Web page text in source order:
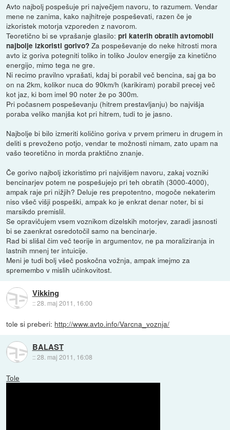
Avto najbolj pospešuje pri največjem navoru, to razumem. Vendar
mene ne zanima, kako najhitreje pospeševati, razen če je
izkoristek motorja vzporeden z navorom.
Teoretično bi se vprašanje glasilo:pri katerih obratih avtomobil
najbolje izkoristi gorivo? Za pospeševanje do neke hitrosti mora
avto iz goriva potegniti toliko in toliko Joulov energije za kinetično
energijo, mimo tega ne gre.
Ni recimo pravilno vprašati, kdaj bi porabil več bencina, saj ga bo
on na 2km, kolikor nuca do 90km/h (karikiram) porabil precej več
kot jaz, ki bom imel 90 noter že po 300m.
Pri počasnem pospeševanju (hitrem prestavljanju) bo najvišja
poraba veliko manjša kot pri hitrem, tudi to je jasno.
Najbolje bi bilo izmeriti količino goriva v prvem primeru in drugem in
deliti s prevoženo potjo, vendar te možnosti nimam, zato upam na
vašo teoretično in morda praktično znanje.
Če gorivo najbolj izkoristimo pri najvišjem navoru, zakaj vozniki
bencinarjev potem ne pospešujejo pri teh obratih (3000-4000),
ampak raje pri nižjih? Deluje res prepotentno, mogoče nekaterim
niso všeč višji pospeški, ampak ko je enkrat denar noter, bi si
marsikdo premislil.
Se opravičujem vsem voznikom dizelskih motorjev, zaradi jasnosti
bi se zaenkrat osredotočil samo na bencinarje.
Rad bi slišal čim več teorije in argumentov, ne pa moraliziranja in
lastnih mnenj ter intuicije.
Meni je tudi bolj všeč poskočna vožnja, ampak imejmo za
spremembo v mislih učinkovitost.
Vikking
::28. maj 2011, 16:00
tole si preberi: http://www.avto.info/Varcna_voznja/
BALAST
::28. maj 2011, 16:08
Tole